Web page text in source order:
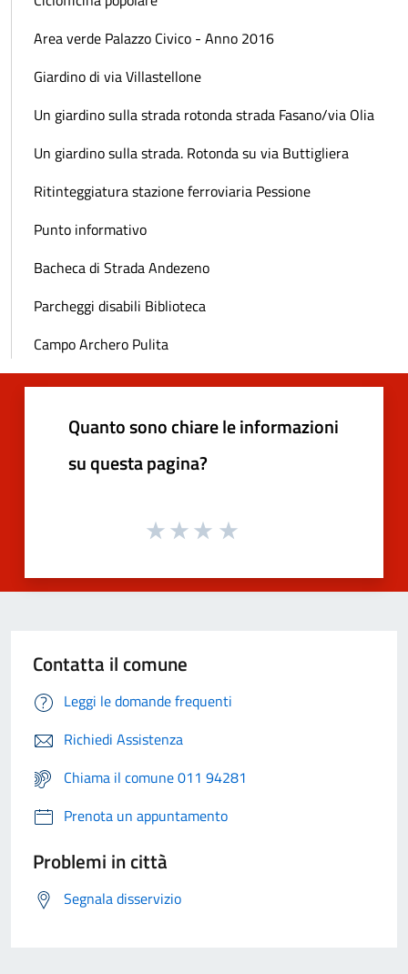
Area verde Palazzo Civico - Anno 2016
Giardino di via Villastellone
Un giardino sulla strada rotonda strada Fasano/via Olia
Un giardino sulla strada. Rotonda su via Buttigliera
Ritinteggiatura stazione ferroviaria Pessione
Punto informativo
Bacheca di Strada Andezeno
Parcheggi disabili Biblioteca
Campo Archero Pulita
Quanto sono chiare le informazioni
su questa pagina?
Contatta il comune
Leggi le domande frequenti
Richiedi Assistenza
Chiama il comune 011 94281
Prenota un appuntamento
Problemi in città
Segnala disservizio